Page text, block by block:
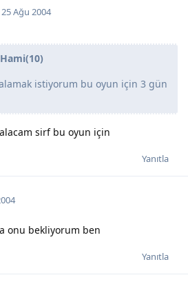
25 Ağu 2004
Hami(10)
istiyorum bu oyun için 3 gün
sirf bu oyun için
Yanıtla
onu bekliyorum ben
Yanıtla